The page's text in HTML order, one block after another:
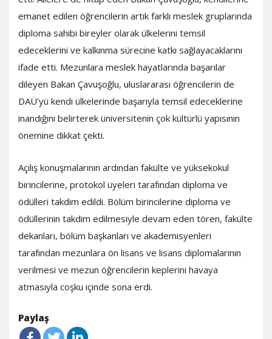
emanet edilen öğrencilerin artık farklı meslek gruplarında
diploma sahibi bireyler olarak ülkelerini temsil
edeceklerini ve kalkınma sürecine katkı sağlayacaklarını
ifade etti. Mezunlara meslek hayatlarında başarılar
dileyen Bakan Çavuşoğlu, uluslararası öğrencilerin de
DAÜ’yü kendi ülkelerinde başarıyla temsil edeceklerine
inandığını belirterek üniversitenin çok kültürlü yapısının
önemine dikkat çekti.
Açılış konuşmalarının ardından fakülte ve yüksekokul
birincilerine, protokol üyeleri tarafından diploma ve
ödülleri takdim edildi. Bölüm birincilerine diploma ve
ödüllerinin takdim edilmesiyle devam eden tören, fakülte
dekanları, bölüm başkanları ve akademisyenleri
tarafından mezunlara ön lisans ve lisans diplomalarının
verilmesi ve mezun öğrencilerin keplerini havaya
atmasıyla coşku içinde sona erdi.
Paylaş